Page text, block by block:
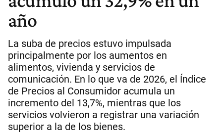
año
La suba de precios estuvo impulsada
principalmente por los aumentos en
alimentos, vivienda y servicios de
comunicación. En lo que va de 2026, el Índice
de Precios al Consumidor acumula un
incremento del 13,7%, mientras que los
servicios volvieron a registrar una variación
superior a la de los bienes.